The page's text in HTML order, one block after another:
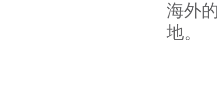
海外
地。